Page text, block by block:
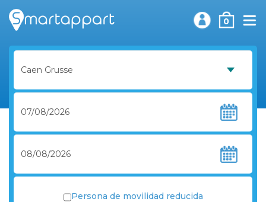
0
Persona de movilidad reducida